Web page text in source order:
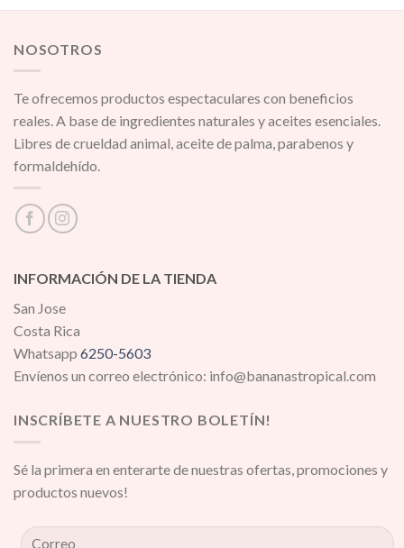
NOSOTROS
Te ofrecemos productos espectaculares con beneficios
reales. A base de ingredientes naturales y aceites esenciales.
Libres de crueldad animal, aceite de palma, parabenos y
formaldehído.
INFORMACIÓN DE LA TIENDA
San Jose
Costa Rica
Whatsapp 6250-5603
Envíenos un correo electrónico: info@bananastropical.com
INSCRÍBETE A NUESTRO BOLETÍN!
Sé la primera en enterarte de nuestras ofertas, promociones y
productos nuevos!